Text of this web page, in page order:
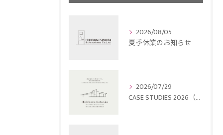
2026/08/05
夏季休業のお知らせ
2026/07/29
CASE STUDIES 2026（事例集）を公開しました。